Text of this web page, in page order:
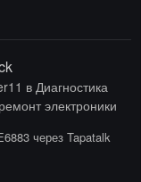
в Диагностика
электроники
через Tapatalk